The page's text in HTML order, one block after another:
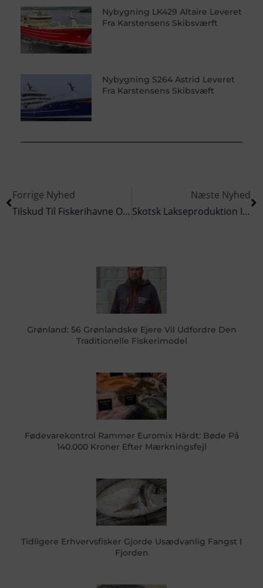
Nybygning LK429 Altaire Leveret
Fra Karstensens Skibsværft
Nybygning S264 Astrid Leveret
Fra Karstensens Skibsvæft
Forrige Nyhed
Tilskud Til Fiskerihavne Og Landingssteder
Næste Nyhed
Skotsk Lakseproduktion I Hastig Vækst
Grønland: 56 Grønlandske Ejere Vil Udfordre Den
Traditionelle Fiskerimodel
Fødevarekontrol Rammer Euromix Hårdt: Bøde På
140.000 Kroner Efter Mærkningsfejl
Tidligere Erhvervsfisker Gjorde Usædvanlig Fangst I
Fjorden